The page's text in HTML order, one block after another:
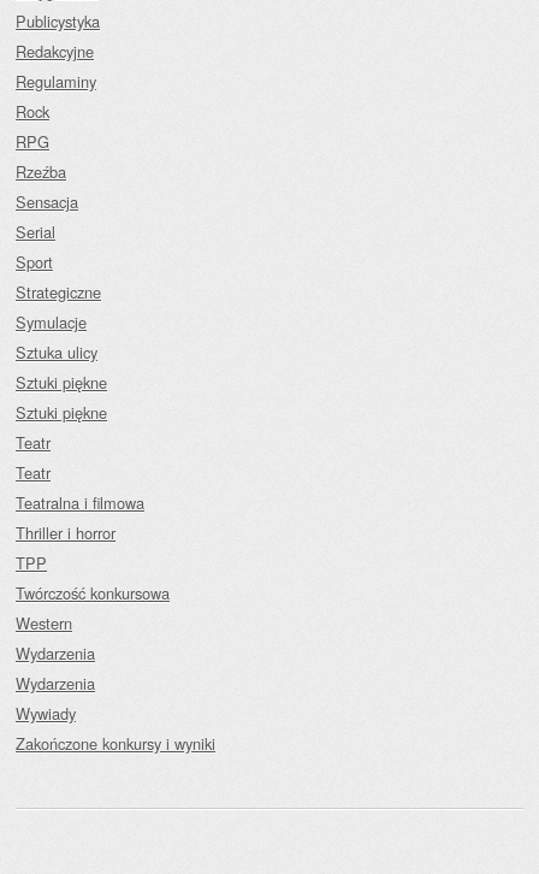
Publicystyka
Redakcyjne
Regulaminy
Rock
RPG
Rzeźba
Sensacja
Serial
Sport
Strategiczne
Symulacje
Sztuka ulicy
Sztuki piękne
Sztuki piękne
Teatr
Teatr
Teatralna i filmowa
Thriller i horror
TPP
Twórczość konkursowa
Western
Wydarzenia
Wydarzenia
Wywiady
Zakończone konkursy i wyniki